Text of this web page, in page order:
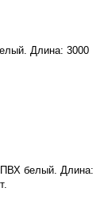
Длина: 3000
белый. Длина: